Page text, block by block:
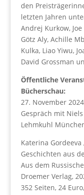
den
letzten Jahren
Andrej Kurkow,
Götz Aly, Achille
Kulka, Liao Yiwu,
David Grossman
Öffentliche
Bücherschau:
27. November
Gespräch mit
Lehmkuhl
Katerina
Geschichten aus
Aus dem
Droemer Verlag,
352 Seiten, 24